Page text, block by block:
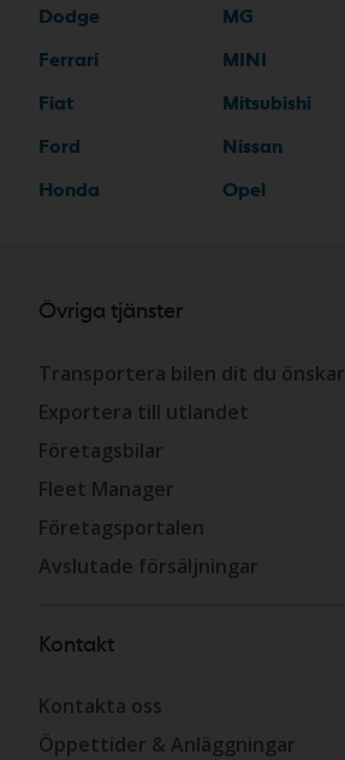
Dodge
Ferrari
Fiat
Ford
Honda
MG
MINI
Mitsubishi
Nissan
Opel
Övriga tjänster
Transportera bilen dit du önskar
Exportera till utlandet
Företagsbilar
Fleet Manager
Företagsportalen
Avslutade försäljningar
Kontakt
Kontakta oss
Öppettider & Anläggningar